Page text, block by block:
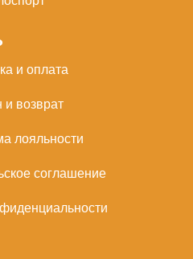
и оплата
возврат
лояльности
соглашение